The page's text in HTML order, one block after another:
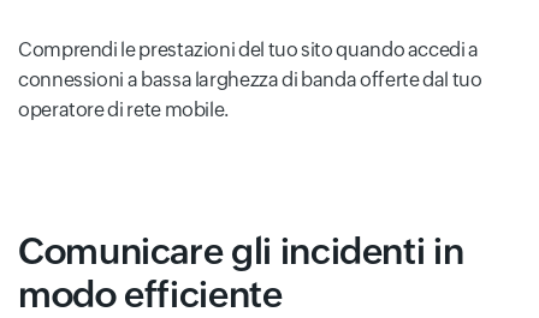
Comprendi le prestazioni del tuo sito quando accedi a
connessioni a bassa larghezza di banda offerte dal tuo
operatore di rete mobile.
Comunicare gli incidenti in
modo efficiente